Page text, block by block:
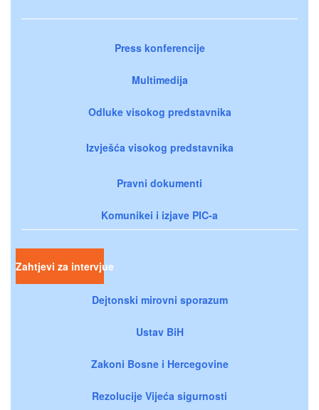
Press konferencije
Multimedija
Odluke visokog predstavnika
Izvješća visokog predstavnika
Pravni dokumenti
Komunikei i izjave PIC-a
Zahtjevi za intervjue
Dejtonski mirovni sporazum
Ustav BiH
Zakoni Bosne i Hercegovine
Rezolucije Vijeća sigurnosti